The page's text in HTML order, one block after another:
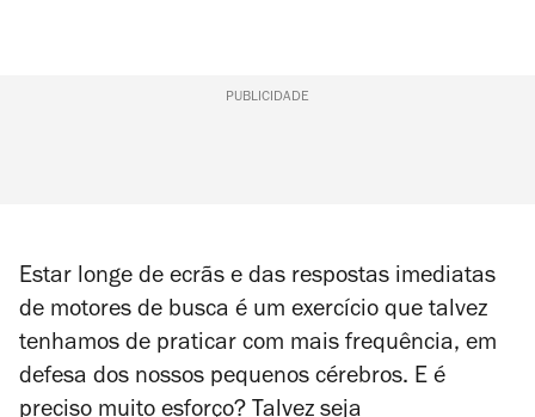
PUBLICIDADE
Estar longe de ecrãs e das respostas imediatas
de motores de busca é um exercício que talvez
tenhamos de praticar com mais frequência, em
defesa dos nossos pequenos cérebros. E é
preciso muito esforço? Talvez seja